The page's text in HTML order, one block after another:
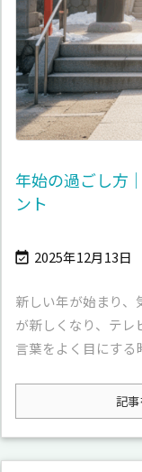
年始の過ごし方
ント
 2025年12月13日
新しい年が始まり、
が新しくなり、テレ
言葉をよく目にする
記